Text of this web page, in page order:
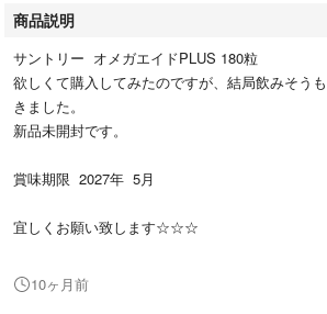
商品説明
サントリー オメガエイドPLUS 180粒
欲しくて購入してみたのですが、結局飲みそう
きました。
新品未開封です。
賞味期限 2027年 5月
宜しくお願い致します☆☆☆
10ヶ月前